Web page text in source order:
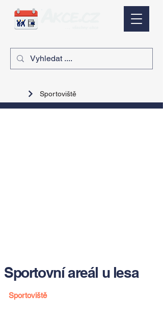
Sportoviště
Sportovní areál u lesa
Sportoviště